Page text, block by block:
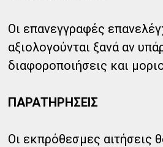
Οι επανεγγραφές
αξιολογούνται ξανά αν
διαφοροποιήσεις και
ΠΑΡΑΤΗΡΗΣΕΙΣ
Οι εκπρόθεσμες αιτήσεις